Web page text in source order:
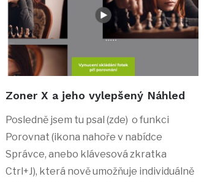
Zoner X a jeho vylepšený Náhled
Posledně jsem tu psal (zde) o funkci
Porovnat (ikona nahoře v nabídce
Správce, anebo klávesová zkratka
Ctrl+J), která nově umožňuje individuálně